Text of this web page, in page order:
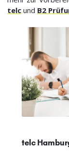
telc und B2
telc